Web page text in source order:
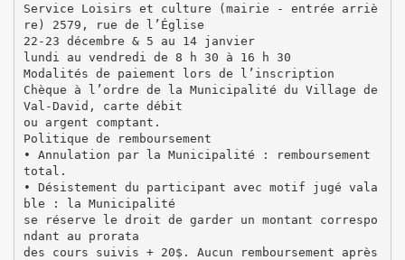
Service Loisirs et culture (mairie - entrée arriè
re) 2579, rue de l’Église
22-23 décembre & 5 au 14 janvier
lundi au vendredi de 8 h 30 à 16 h 30
Modalités de paiement lors de l’inscription
Chèque à l’ordre de la Municipalité du Village de
Val-David, carte débit
ou argent comptant.
Politique de remboursement
• Annulation par la Municipalité : remboursement
total.
• Désistement du participant avec motif jugé vala
ble : la Municipalité
se réserve le droit de garder un montant correspo
ndant au prorata
des cours suivis + 20$. Aucun remboursement après